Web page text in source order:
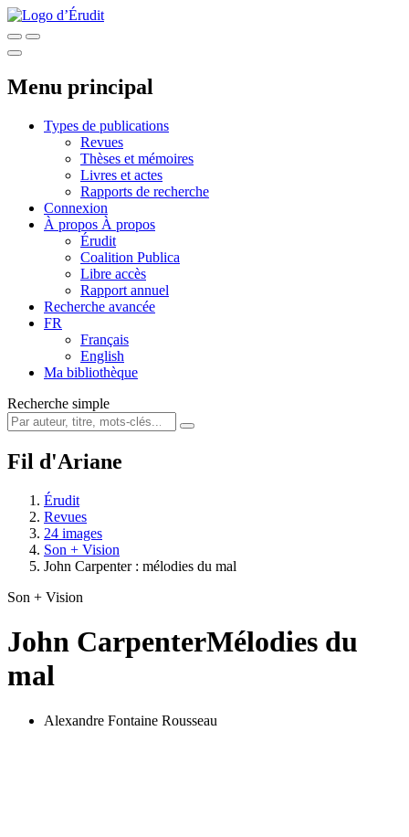
Menu principal
Types de publications
Revues
Thèses et mémoires
Livres et actes
Rapports de recherche
Connexion
À propos À propos
Érudit
Coalition Publica
Libre accès
Rapport annuel
Recherche avancée
FR
Français
English
Ma bibliothèque
Recherche simple
Fil d'Ariane
Érudit
Revues
24 images
Son + Vision
John Carpenter : mélodies du mal
Son + Vision
John CarpenterMélodies du
mal
Alexandre Fontaine Rousseau